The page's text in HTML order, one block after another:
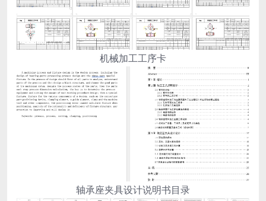
机械加工工序卡
轴承座夹具设计说明书目录